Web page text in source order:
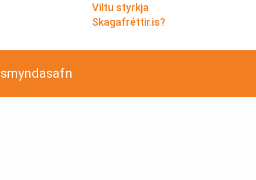
Viltu styrkja
Skagafréttir.is?